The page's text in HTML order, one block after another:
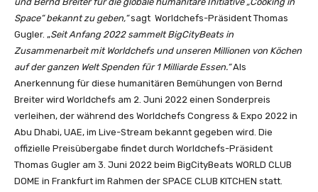
Space“ bekannt zu geben,“sagt Worldchefs-Präsident Thomas
Gugler. „Seit Anfang 2022 sammelt BigCityBeats in
Zusammenarbeit mit Worldchefs und unseren Millionen von Köchen
auf der ganzen Welt Spenden für 1 Milliarde Essen.“Als
Anerkennung für diese humanitären Bemühungen von Bernd
Breiter wird Worldchefs am 2. Juni 2022 einen Sonderpreis
verleihen, der während des Worldchefs Congress & Expo 2022 in
Abu Dhabi, UAE, im Live-Stream bekannt gegeben wird. Die
offizielle Preisübergabe findet durch Worldchefs-Präsident
Thomas Gugler am 3. Juni 2022 beim BigCityBeats WORLD CLUB
DOME in Frankfurt im Rahmen der SPACE CLUB KITCHEN statt.